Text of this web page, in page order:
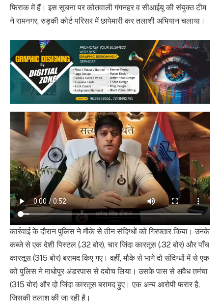
फिराक में हैं। इस सूचना पर कोतवाली गंगनहर व सीआईयू की संयुक्त टीम
ने रामनगर, रुड़की कोर्ट परिसर में छापेमारी कर तलाशी अभियान चलाया।
कार्रवाई के दौरान पुलिस ने मौके से तीन संदिग्धों को गिरफ्तार किया। उनके
कब्जे से एक देशी पिस्टल (.32 बोर), चार जिंदा कारतूस (.32 बोर) और पाँच
कारतूस (315 बोर) बरामद किए गए। वहीं, मौके से भागे दो संदिग्धों में से एक
को पुलिस ने माधोपुर अंडरपास से दबोच लिया। उसके पास से अवैध तमंचा
(315 बोर) और दो जिंदा कारतूस बरामद हुए। एक अन्य आरोपी फरार है,
जिसकी तलाश की जा रही है।